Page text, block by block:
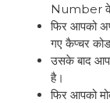
Number के
फिर आपको
गए कैप्चर
उसके बाद
है।
फिर आपको